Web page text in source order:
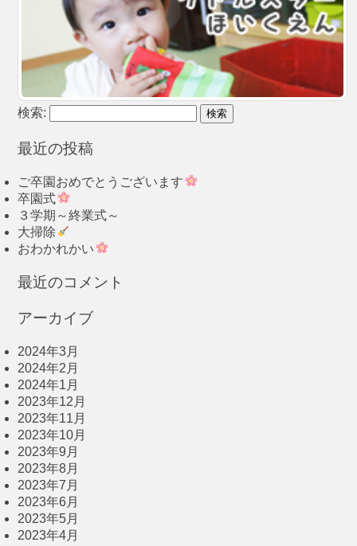
検索:
最近の投稿
ご卒園おめでとうございます
卒園式
３学期～終業式～
大掃除
おわかれかい
最近のコメント
アーカイブ
2024年3月
2024年2月
2024年1月
2023年12月
2023年11月
2023年10月
2023年9月
2023年8月
2023年7月
2023年6月
2023年5月
2023年4月